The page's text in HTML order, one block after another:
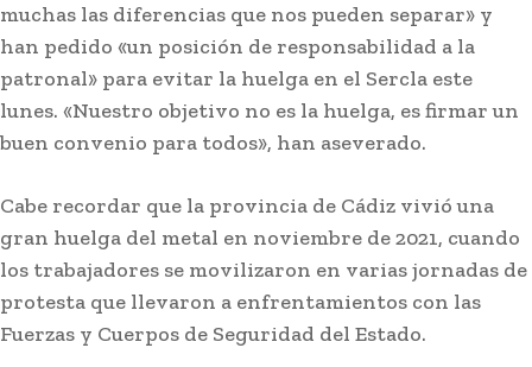
Stay on top of what's going on
with our subscription deal!
SUBSCRIBE
muchas las diferencias que nos pueden separar» y
han pedido «un posición de responsabilidad a la
patronal» para evitar la huelga en el Sercla este
lunes. «Nuestro objetivo no es la huelga, es firmar un
buen convenio para todos», han aseverado.
Cabe recordar que la provincia de Cádiz vivió una
gran huelga del metal en noviembre de 2021, cuando
los trabajadores se movilizaron en varias jornadas de
protesta que llevaron a enfrentamientos con las
Fuerzas y Cuerpos de Seguridad del Estado.